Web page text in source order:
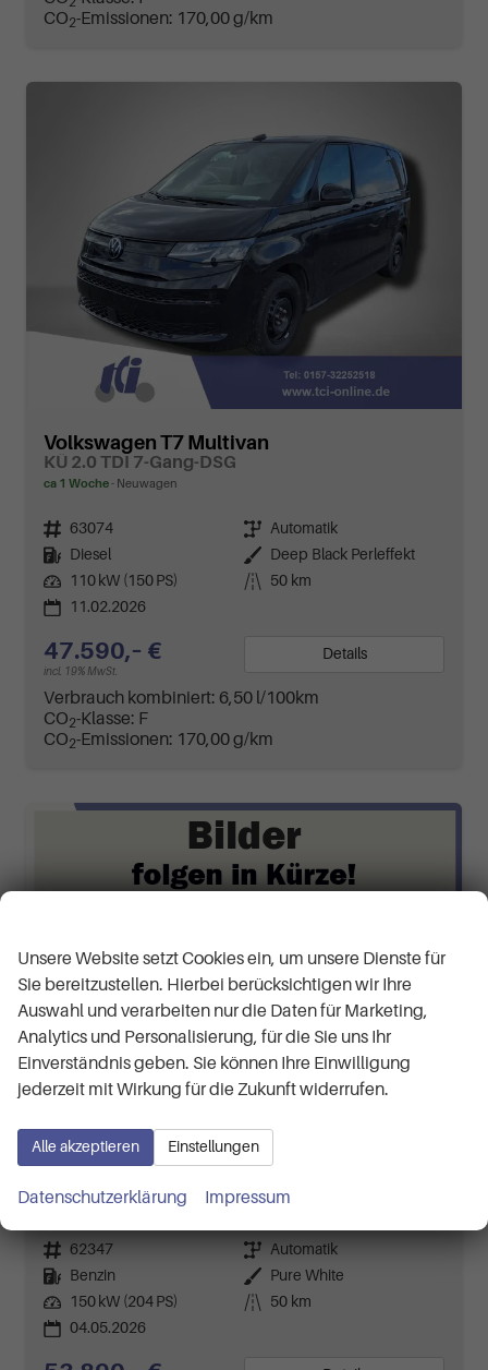
CO2-Emissionen: 170,00 g/km
Volkswagen T7 Multivan
KÜ 2.0 TDI 7-Gang-DSG
ca 1 Woche Neuwagen
Fahrzeugnr. 63074 Getriebe Automatik
Kraftstoff
Diesel Außenfarbe
Deep Black Perleffekt
Leistung
110 kW (150 PS) Kilometerstand
50 km
11.02.2026
47.590,– €
incl. 19% MwSt.
Details
Verbrauch kombiniert: 6,50 l/100km
CO2-Klasse: F
CO2-Emissionen: 170,00 g/km
Volkswagen T7 Multivan
ca 1 Woche Neuwagen
Fahrzeugnr. 62347 Getriebe Automatik
Kraftstoff
Benzin Außenfarbe
Pure White
Leistung
150 kW (204 PS) Kilometerstand
50 km
04.05.2026
Unsere Website setzt Cookies ein, um unsere Dienste für
Sie bereitzustellen. Hierbei berücksichtigen wir Ihre
Auswahl und verarbeiten nur die Daten für Marketing,
Analytics und Personalisierung, für die Sie uns Ihr
Einverständnis geben. Sie können Ihre Einwilligung
jederzeit mit Wirkung für die Zukunft widerrufen.
Alle akzeptieren Einstellungen
Datenschutzerklärung Impressum